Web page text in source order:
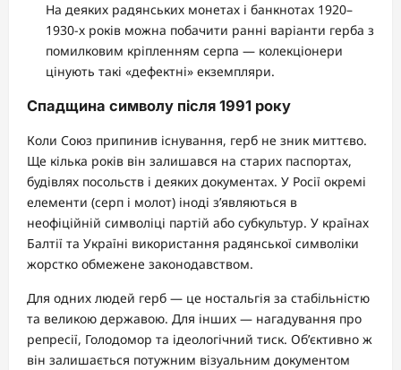
На деяких радянських монетах і банкнотах 1920–
1930-х років можна побачити ранні варіанти герба з
помилковим кріпленням серпа — колекціонери
цінують такі «дефектні» екземпляри.
Спадщина символу після 1991 року
Коли Союз припинив існування, герб не зник миттєво.
Ще кілька років він залишався на старих паспортах,
будівлях посольств і деяких документах. У Росії окремі
елементи (серп і молот) іноді з’являються в
неофіційній символіці партій або субкультур. У країнах
Балтії та Україні використання радянської символіки
жорстко обмежене законодавством.
Для одних людей герб — це ностальгія за стабільністю
та великою державою. Для інших — нагадування про
репресії, Голодомор та ідеологічний тиск. Об’єктивно ж
він залишається потужним візуальним документом